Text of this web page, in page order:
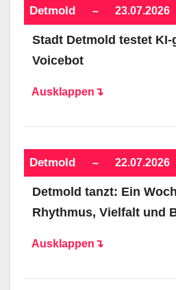
Detmold – 23.07.2026
Stadt Detmold testet KI-
Voicebot
Ausklappen↴
Detmold – 22.07.2026
Detmold tanzt: Ein
Rhythmus, Vielfalt und
Ausklappen↴